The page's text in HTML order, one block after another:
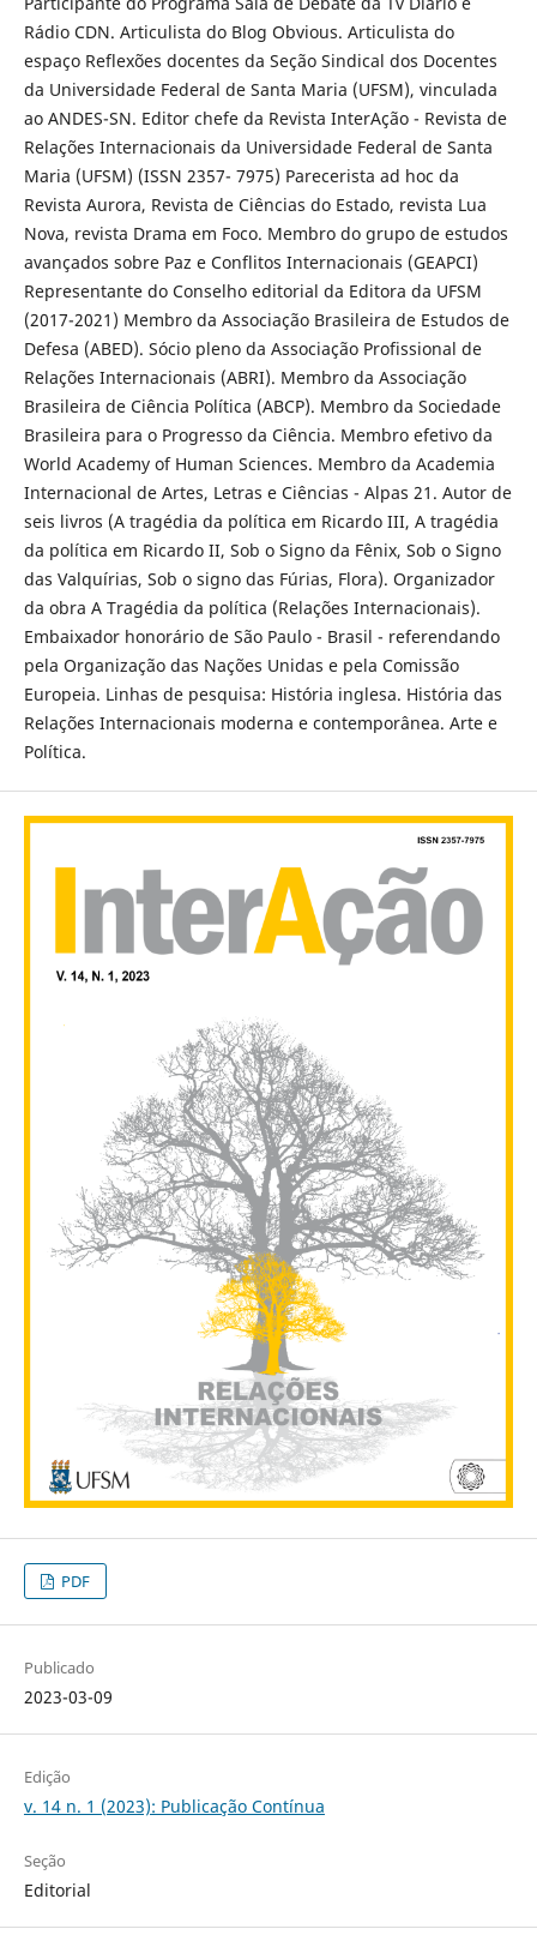
Rádio CDN. Articulista do Blog Obvious. Articulista do
espaço Reflexões docentes da Seção Sindical dos Docentes
da Universidade Federal de Santa Maria (UFSM), vinculada
ao ANDES-SN. Editor chefe da Revista InterAção - Revista de
Relações Internacionais da Universidade Federal de Santa
Maria (UFSM) (ISSN 2357- 7975) Parecerista ad hoc da
Revista Aurora, Revista de Ciências do Estado, revista Lua
Nova, revista Drama em Foco. Membro do grupo de estudos
avançados sobre Paz e Conflitos Internacionais (GEAPCI)
Representante do Conselho editorial da Editora da UFSM
(2017-2021) Membro da Associação Brasileira de Estudos de
Defesa (ABED). Sócio pleno da Associação Profissional de
Relações Internacionais (ABRI). Membro da Associação
Brasileira de Ciência Política (ABCP). Membro da Sociedade
Brasileira para o Progresso da Ciência. Membro efetivo da
World Academy of Human Sciences. Membro da Academia
Internacional de Artes, Letras e Ciências - Alpas 21. Autor de
seis livros (A tragédia da política em Ricardo III, A tragédia
da política em Ricardo II, Sob o Signo da Fênix, Sob o Signo
das Valquírias, Sob o signo das Fúrias, Flora). Organizador
da obra A Tragédia da política (Relações Internacionais).
Embaixador honorário de São Paulo - Brasil - referendando
pela Organização das Nações Unidas e pela Comissão
Europeia. Linhas de pesquisa: História inglesa. História das
Relações Internacionais moderna e contemporânea. Arte e
Política.
PDF
Publicado
2023-03-09
Edição
v. 14 n. 1 (2023): Publicação Contínua
Seção
Editorial